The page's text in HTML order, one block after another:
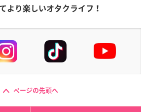
より楽しいオタクライフ！
ページの先頭へ